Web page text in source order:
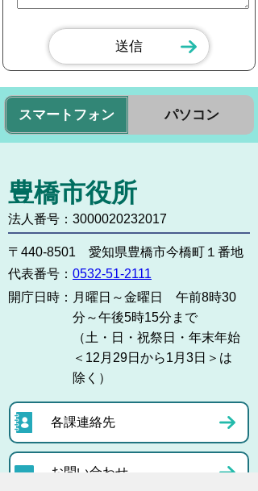
スマートフォン パソコン
豊橋市役所
法人番号：3000020232017
〒440-8501 愛知県豊橋市今橋町１番地
代表番号： 0532-51-2111
開庁日時： 月曜日～金曜日 午前8時30
分～午後5時15分まで
（土・日・祝祭日・年末年始
＜12月29日から1月3日＞は
除く）
各課連絡先
お問い合わせ